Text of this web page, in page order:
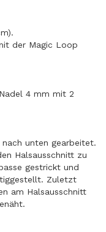
der Magic Loop
4 mm mit 2
unten gearbeitet.
Halsausschnitt zu
gestrickt und
Zuletzt
am Halsausschnitt